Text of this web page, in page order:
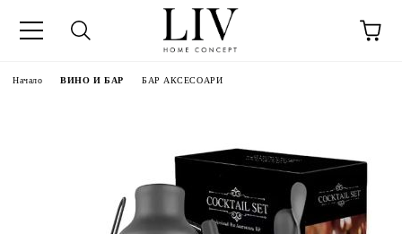
Начало ВИНО И БАР БАР АКСЕСОАРИ